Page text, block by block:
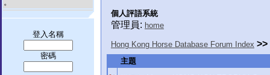
。
登入名稱
密碼
個人評語系統
管理員: home
Hong Kong Horse Database Forum Index >>
主題